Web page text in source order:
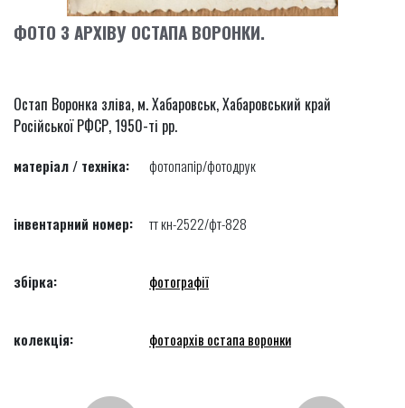
ФОТО З АРХІВУ ОСТАПА ВОРОНКИ.
Остап Воронка зліва, м. Хабаровськ, Хабаровський край
Російської РФСР, 1950-ті рр.
матеріал / техніка: фотопапір/фотодрук
інвентарний номер: тт кн-2522/фт-828
збірка: фотографії
колекція: фотоархів остапа воронки